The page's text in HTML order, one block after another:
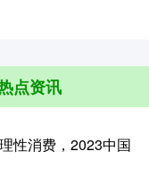
点资讯
性消费，2023中国